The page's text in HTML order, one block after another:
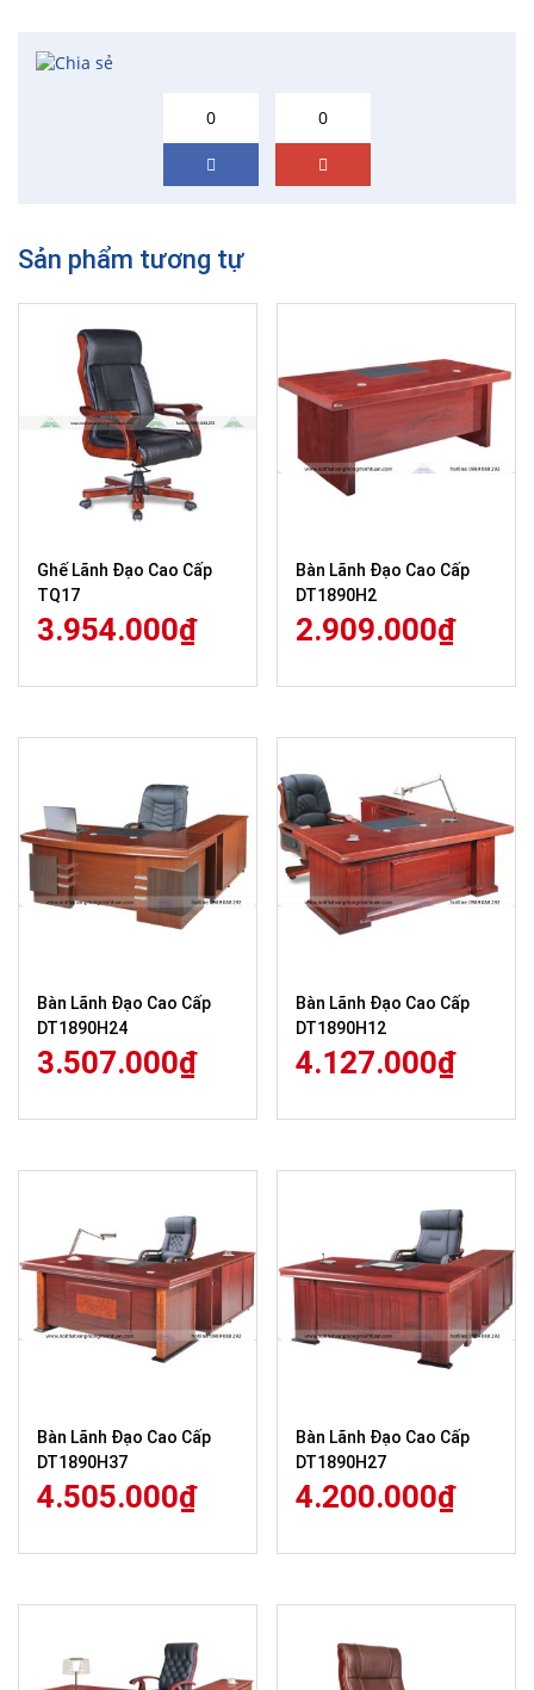
0 0
Sản phẩm tương tự
Ghế Lãnh Đạo Cao Cấp
TQ17
3.954.000₫
Bàn Lãnh Đạo Cao Cấp
DT1890H2
2.909.000₫
Bàn Lãnh Đạo Cao Cấp
DT1890H24
3.507.000₫
Bàn Lãnh Đạo Cao Cấp
DT1890H12
4.127.000₫
Bàn Lãnh Đạo Cao Cấp
DT1890H37
4.505.000₫
Bàn Lãnh Đạo Cao Cấp
DT1890H27
4.200.000₫